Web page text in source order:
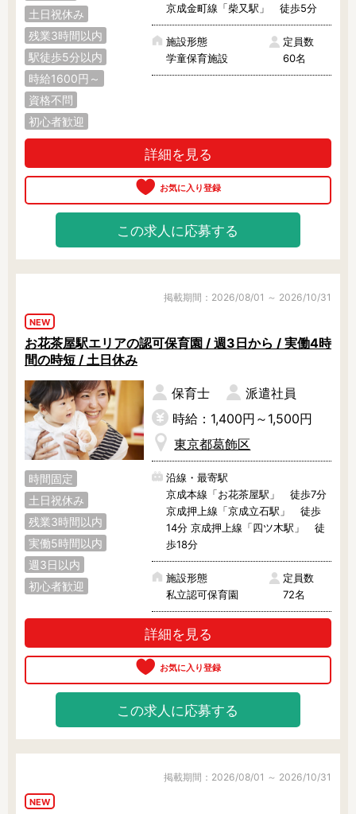
土日祝休み
残業3時間以内
駅徒歩5分以内
時給1600円～
資格不問
初心者歓迎
京成金町線「柴又駅」 徒歩5分
施設形態
学童保育施設
定員数
60名
詳細を見る
この求人に応募する
掲載期間：2026/08/01 ～ 2026/10/31
NEW
お花茶屋駅エリアの認可保育園 / 週3日から / 実働4時
間の時短 / 土日休み
時間固定
土日祝休み
残業3時間以内
実働5時間以内
週3日以内
初心者歓迎
保育士
派遣社員
時給：1,400円～1,500円
東京都葛飾区
沿線・最寄駅
京成本線「お花茶屋駅」 徒歩7分
京成押上線「京成立石駅」 徒歩
14分 京成押上線「四ツ木駅」 徒
歩18分
施設形態
私立認可保育園
定員数
72名
詳細を見る
この求人に応募する
掲載期間：2026/08/01 ～ 2026/10/31
NEW